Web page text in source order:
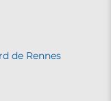
de Rennes